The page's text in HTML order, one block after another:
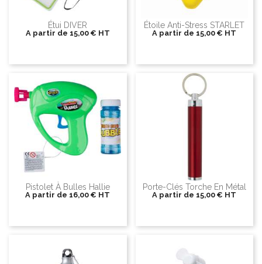
Étui DIVER
A partir de 15,00 € HT
Étoile Anti-Stress STARLET
A partir de 15,00 € HT
Pistolet À Bulles Hallie
A partir de 16,00 € HT
Porte-Clés Torche En Métal
A partir de 15,00 € HT